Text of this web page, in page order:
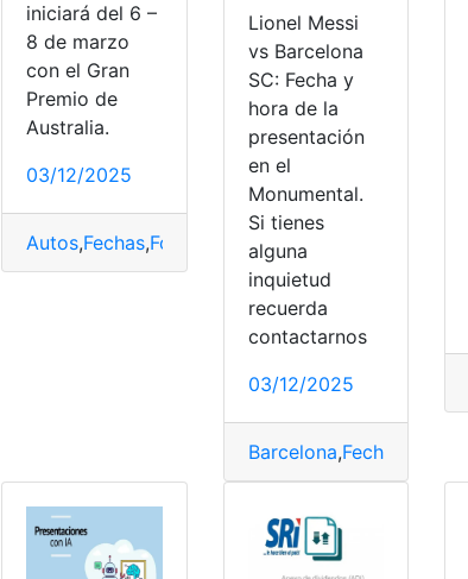
Liga,Liga de Quito,Noche Presentación
iniciará del 6 –
8 de marzo
con el Gran
Premio de
Australia.
03/12/2025
Autos,Fechas,Fórmula Presentación
Lionel Messi
vs Barcelona
SC: Fecha y
hora de la
presentación
en el
Monumental.
Si tienes
alguna
inquietud
recuerda
contactarnos
03/12/2025
Barcelona,Fecha